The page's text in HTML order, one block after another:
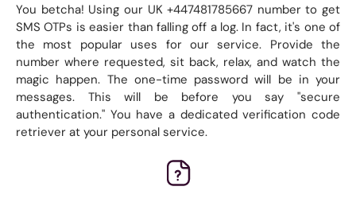
You betcha! Using our UK +447481785667 number to get
SMS OTPs is easier than falling off a log. In fact, it's one of
the most popular uses for our service. Provide the
number where requested, sit back, relax, and watch the
magic happen. The one-time password will be in your
messages. This will be before you say "secure
authentication." You have a dedicated verification code
retriever at your personal service.